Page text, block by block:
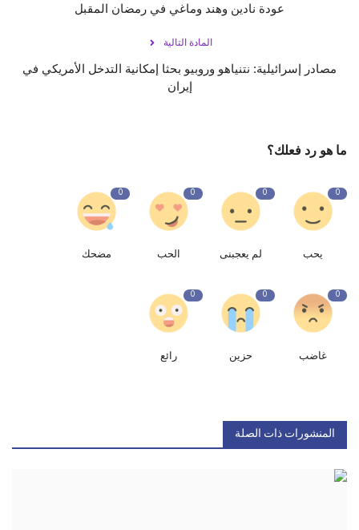
عودة نادين وهند وماغي في رمضان المقبل
المادة التالية
مصادر إسرائيلية: نتنياهو وروبيو بحثا إمكانية التدخل الأمريكي في
إيران
ما هو رد فعلك؟
0
يحب
0
لم يعجبنى
0
الحب
0
مضحك
0
غاضب
0
حزين
0
رائع
المنشورات ذات الصلة